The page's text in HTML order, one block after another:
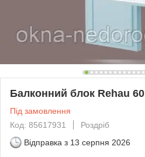
Балконний блок Rehau 60
Під замовлення
Код: 85617931
Роздріб
Відправка з 13 серпня 2026